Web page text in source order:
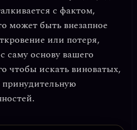
с фактом,
может быть внезапное
или потеря,
саму основу вашего
чтобы искать виноватых,
принудительную